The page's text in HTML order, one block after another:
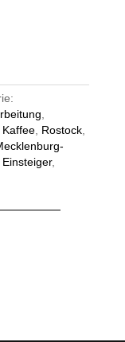
Kaffee, Rostock,
,